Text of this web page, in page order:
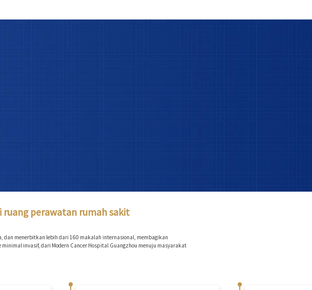
perawatan rumah sakit
dan menerbitkan lebih dari 160 makalah internasional, membagikan
invasif, dari Modern Cancer Hospital Guangzhou menuju masyarakat